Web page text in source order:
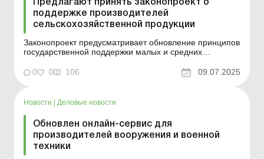
Предлагают принять законопроект о
поддержке производителей
сельскохозяйственной продукции
Законопроект предусматривает обновление принципов
государственной поддержки малых и средних
направлен на создание благоприятной и конкурентной
среды для реализации продукции, особенно
Комитет по вопросам агр...
0 0 106 09.07.2025
Новости Деловые новости
Обновлен онлайн-сервис для
производителей вооружения и военной
техники